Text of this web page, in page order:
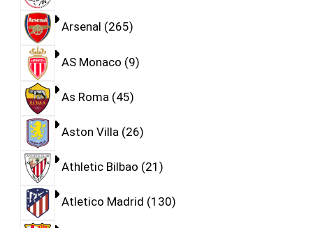
Arsenal 265
AS Monaco 9
As Roma 45
Aston Villa 26
Athletic Bilbao 21
Atletico Madrid 130